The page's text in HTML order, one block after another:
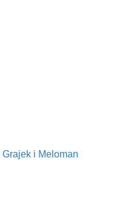
Grajek i Meloman